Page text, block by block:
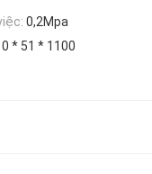
0,2Mpa
* 51 * 1100